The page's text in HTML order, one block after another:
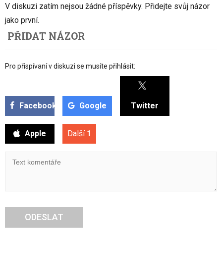
V diskuzi zatím nejsou žádné příspěvky. Přidejte svůj názor
jako první.
PŘIDAT NÁZOR
Pro přispívaní v diskuzi se musíte přihlásit:
Facebook Google Twitter
Apple Další 1
ODESLAT